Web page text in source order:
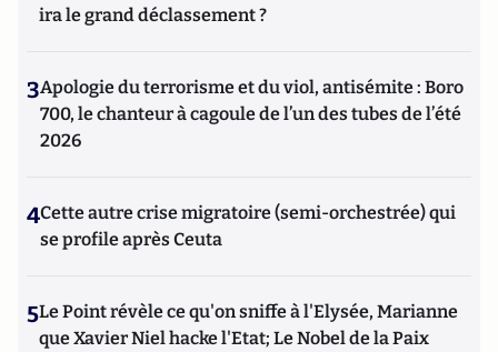
ira le grand déclassement ?
3Apologie du terrorisme et du viol, antisémite : Boro
700, le chanteur à cagoule de l’un des tubes de l’été
2026
4Cette autre crise migratoire (semi-orchestrée) qui
se profile après Ceuta
5Le Point révèle ce qu'on sniffe à l'Elysée, Marianne
que Xavier Niel hacke l'Etat; Le Nobel de la Paix